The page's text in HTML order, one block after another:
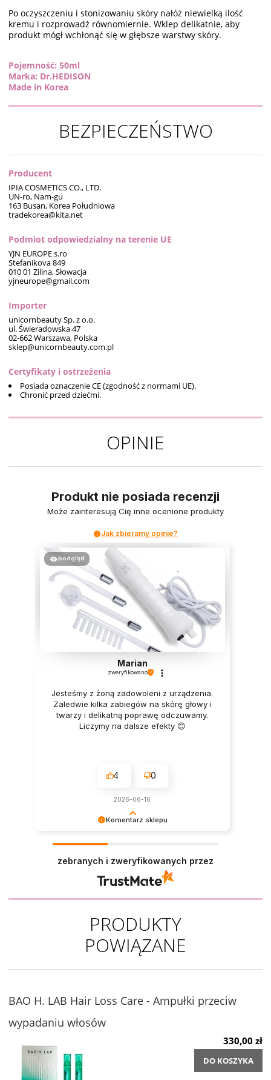
Po oczyszczeniu i stonizowaniu skóry nałóż niewielką ilość
kremu i rozprowadź równomiernie. Wklep delikatnie, aby
produkt mógł wchłonąć się w głębsze warstwy skóry.
Pojemność: 50ml
Marka: Dr.HEDISON
Made in Korea
BEZPIECZEŃSTWO
Producent
IPIA COSMETICS CO., LTD.
UN-ro, Nam-gu
163 Busan, Korea Południowa
tradekorea@kita.net
Podmiot odpowiedzialny na terenie UE
YJN EUROPE s.ro
Stefanikova 849
010 01 Zilina, Słowacja
yjneurope@gmail.com
Importer
unicornbeauty Sp. z o.o.
ul. Świeradowska 47
02-662 Warszawa, Polska
sklep@unicornbeauty.com.pl
Certyfikaty i ostrzeżenia
Posiada oznaczenie CE (zgodność z normami UE).
Chronić przed dziećmi.
OPINIE
Produkt nie posiada recenzji
Może zainteresują Cię inne ocenione produkty
Jak zbieramy opinie?
Komentarz sklepu
Doceniamy czas i wysiłek włożony w podzielenie
się z nami Twoimi doświadczeniami. Do
podgląd
Marian
zweryfikowano
Jesteśmy z żoną zadowoleni z urządzenia.
Zaledwie kilka zabiegów na skórę głowy i
twarzy i delikatną poprawę odczuwamy.
Liczymy na dalsze efekty 😊
4 0
2026-06-16
zebranych i zweryfikowanych przez
PRODUKTY
POWIĄZANE
BAO H. LAB Hair Loss Care - Ampułki przeciw
wypadaniu włosów
330,00 zł
DO KOSZYKA